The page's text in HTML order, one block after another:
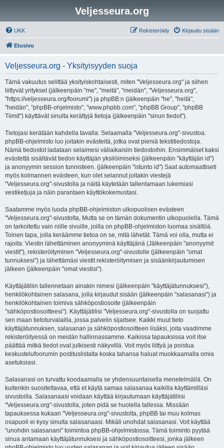
Veljesseura.org
UKK Kirjaudu sisään
Rekisteröidy
Etusivu
Veljesseura.org - Yksityisyyden suoja
Tämä vakuutus selittää yksityiskohtaisesti, miten "Veljesseura.org" ja siihen
liittyvät yritykset (jälkeenpäin "me", "meitä", "meidän", "Veljesseura.org",
"https://veljesseura.org/foorumi") ja phpBB:n (jälkeenpäin "he", "heitä",
"heidän", "phpBB-ohjelmisto", "www.phpbb.com", "phpBB Group", "phpBB
Tiimit") käyttävät sinulta kerättyjä tietoja (jälkeenpäin "sinun tiedot").
Tietojasi kerätään kahdella tavalla: Selaamalla "Veljesseura.org"-sivustoa.
phpBB-ohjelmisto luo joitakin evästeitä, jotka ovat pieniä tekstitiedostoja.
Nämä tiedostot ladataan selaimesi väliaikaisiin tiedostoihin. Ensimmäiset kaksi
evästettä sisältävät tiedon käyttäjän yksilöimiseksi (jälkeenpäin "käyttäjän id")
ja anonyymin session tunnisteen. (jälkeenpäin "istunto id") Saat automaattiseti
myös kolmannen evästeen, kun olet selannut joitakin viestejä
"Veljesseura.org"-sivustolla ja näitä käytetään tallentamaan lukemiasi
vestiketjuja ja näin parantaen käyttökokemustasi.
Saatamme myös luoda phpBB-ohjelmiston ulkopuolisen evästeen
"Veljesseura.org"-sivustolta, Mutta se on tämän dokumentin ulkopuolella. Tämä
on tarkoitettu vain niille sivuille, joilla on phpBB-ohjelmiston luomaa sisältöä.
Toinen tapa, jolla keräämme tietoa on se, mitä lähetät. Tämä voi olla, mutta ei
rajoita: Viestin lähettäminen anonyyminä käyttäjänä (Jälkeenpäin "anonyymit
viestit"), rekisteröityminen "Veljesseura.org"-sivustolle (jälkeenpäin "omat
tunnuksesi") ja lähettämäsi viestit rekisteröitymisen ja sisäänkirjautumisen
jälkeen (jälkeenpäin "omat viestisi").
Käyttäjätiliin tallennetaan ainakin nimesi (jälkeenpäin "käyttäjätunnuksesi"),
henkilökohtainen salasana, jolla kirjaudut sisään (jälkeenpäin "salasanasi") ja
henkilökohtainen toimiva sähköpostiosoite (jälkeenpäin
"sähköpostiosoitteesi"). Käyttäjätilisi "Veljesseura.org"-sivustolla on suojattu
sen maan tietoturvalailla, jossa palvelin sijaitsee. Kaikki muut tieto
käyttäjätunnuksen, salasanan ja sähköpostiosoitteen lisäksi, joita vaadimme
rekisteröityessä on meidän hallinnassamme. Kaikissa tapauksissa voit itse
päättää mitkä tiedot ovat julkisesti näkyvillä. Voit myös liittyä ja poistua
keskustelufoorumin postituslistalta koska tahansa haluat muokkaamalla omia
asetuksiasi.
Salasanasi on turvattu koodaamalla se yhdensuuntaisella menetelmällä. On
kuitenkin suositeltavaa, että et käytä samaa salasanaa kaikilla käyttämilläsi
sivustoilla. Salasanaasi voidaan käyttää kirjautumaan käyttäjätiliisi
"Veljesseura.org"-sivustolla, joten pidä se huolella tallessa. Missään
tapauksessa kukaan "Veljesseura.org"-sivustolta, phpBB tai muu kolmas
osapuoli ei kysy sinulta salasanaasi. Mikäli unohdat salasanasi. Voit käyttää
"unohdin salasanani" toimintoa phpBB-ohjelmistossa. Tämä toiminto pyytää
sinua antamaan käyttäjätunnuksesi ja sähköpostiosoitteesi, jonka jälkeen